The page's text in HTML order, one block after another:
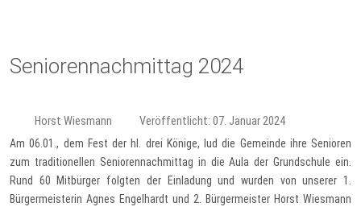
Seniorennachmittag 2024
Horst Wiesmann Veröffentlicht: 07. Januar 2024
Am 06.01., dem Fest der hl. drei Könige, lud die Gemeinde ihre Senioren
zum traditionellen Seniorennachmittag in die Aula der Grundschule ein.
Rund 60 Mitbürger folgten der Einladung und wurden von unserer 1.
Bürgermeisterin Agnes Engelhardt und 2. Bürgermeister Horst Wiesmann